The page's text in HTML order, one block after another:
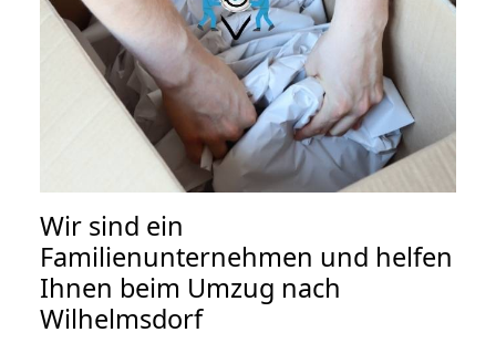
Wir sind ein
Familienunternehmen und helfen
Ihnen beim Umzug nach
Wilhelmsdorf